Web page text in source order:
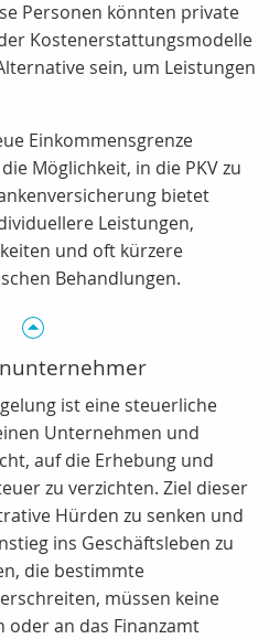
Personen könnten private
Kostenerstattungsmodelle
sein, um Leistungen
Einkommensgrenze
Möglichkeit, in die PKV zu
bietet
Leistungen,
und oft kürzere
Behandlungen.
ist eine steuerliche
Unternehmen und
auf die Erhebung und
zu verzichten. Ziel dieser
Hürden zu senken und
ins Geschäftsleben zu
die bestimmte
müssen keine
oder an das Finanzamt